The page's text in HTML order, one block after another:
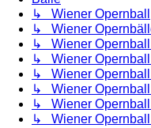
↳ Wiener Opernball
↳ Wiener
↳ Wiener
↳ Wiener
↳ Wiener Opernball
↳ Wiener
↳ Wiener
↳ Wiener